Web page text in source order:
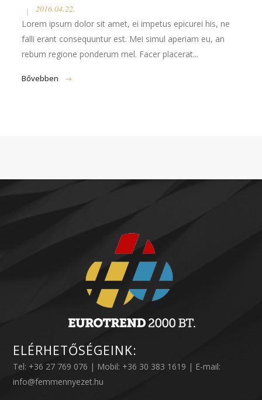
2016.04.22.
Lorem ipsum dolor sit amet, ei impetus epicurei his, ne
falli erant consequuntur est. Mei simul aperiam eu, an
rebum regione ponderum mel. Facer placerat...
Bővebben
ELÉRHETŐSÉGEINK:
Tel: +36 27 769 076 | Mobil: +36 30 383 1619 | E-mail:
info@femmennyezet.hu